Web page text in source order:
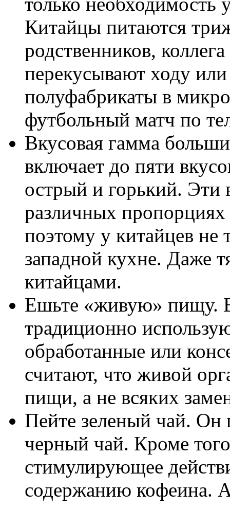
Китайцы питаются
родственников,
перекусывают ходу
полуфабрикаты в
футбольный матч по
Вкусовая гамма
включает до пяти
острый и горький. Эти
различных
поэтому у китайцев не
западной кухне. Даже
китайцами.
Ешьте «живую» пищу.
традиционно
обработанные или
считают, что живой
пищи, а не всяких
Пейте зеленый чай. Он
черный чай. Кроме
стимулирующее
содержанию кофеина.